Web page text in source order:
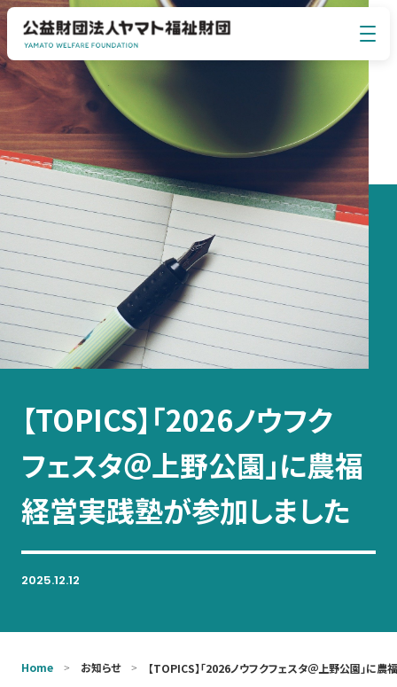
【TOPICS】「2026ノウフク
フェスタ＠上野公園」に農福
経営実践塾が参加しました
2025.12.12
Home お知らせ 【TOPICS】「2026ノウフクフェスタ＠上野公園」に
イベント・セミナー
EVENT SEMINAR
ヤマト福祉財団について
ABOUT US
事業のご案内
BUSINESS
お知らせ
NEWS
お問い合わせ